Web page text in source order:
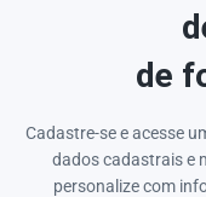
de
Cadastre-se e acesse
dados cadastrais e
personalize com